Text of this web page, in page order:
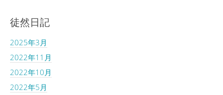
徒然日記
2025年3月
2022年11月
2022年10月
2022年5月